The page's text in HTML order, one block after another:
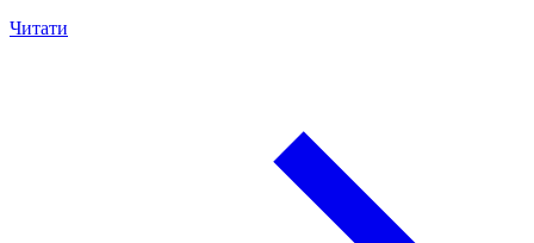
Читати